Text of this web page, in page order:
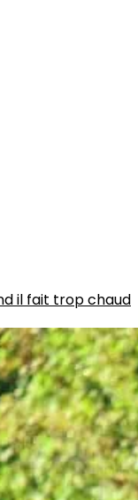
il fait trop chaud